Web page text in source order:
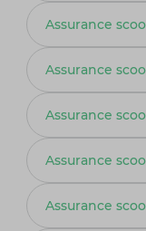
Assurance
Assurance
Assurance
Assurance
Assurance